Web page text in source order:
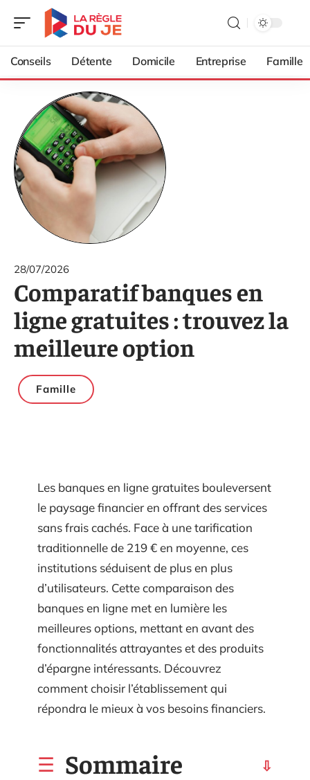
Conseils Détente Domicile Entreprise Famille
28/07/2026
Comparatif banques en
ligne gratuites : trouvez la
meilleure option
Famille
Les banques en ligne gratuites bouleversent
le paysage financier en offrant des services
sans frais cachés. Face à une tarification
traditionnelle de 219 € en moyenne, ces
institutions séduisent de plus en plus
d’utilisateurs. Cette comparaison des
banques en ligne met en lumière les
meilleures options, mettant en avant des
fonctionnalités attrayantes et des produits
d’épargne intéressants. Découvrez
comment choisir l’établissement qui
répondra le mieux à vos besoins financiers.
Sommaire